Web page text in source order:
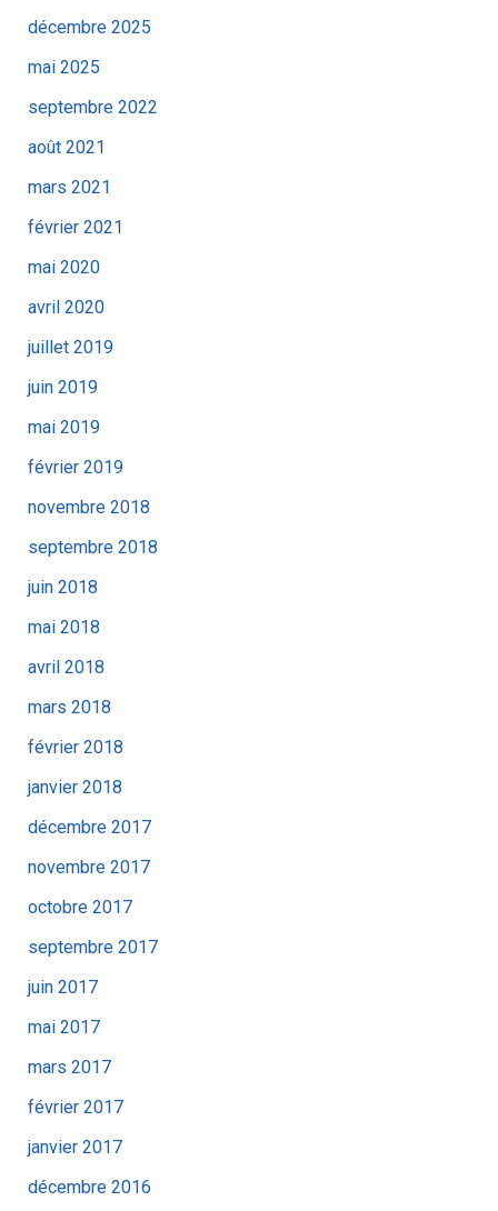
décembre 2025
mai 2025
septembre 2022
août 2021
mars 2021
février 2021
mai 2020
avril 2020
juillet 2019
juin 2019
mai 2019
février 2019
novembre 2018
septembre 2018
juin 2018
mai 2018
avril 2018
mars 2018
février 2018
janvier 2018
décembre 2017
novembre 2017
octobre 2017
septembre 2017
juin 2017
mai 2017
mars 2017
février 2017
janvier 2017
décembre 2016